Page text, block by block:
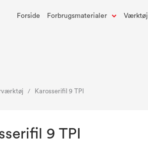
Forside Forbrugsmaterialer Værktøj
/ Karosserifil 9 TPI
9 TPI